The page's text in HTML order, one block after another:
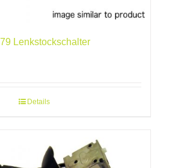
Lenkstockschalter
Details